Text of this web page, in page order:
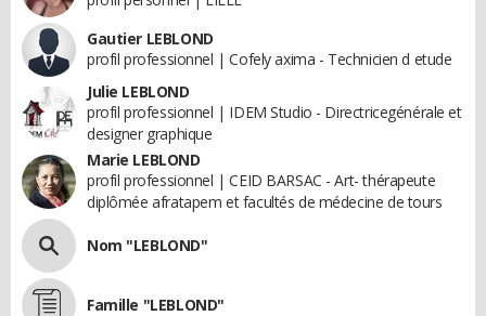
Gautier LEBLOND
profil professionnel | Cofely axima - Technicien d etude
Julie LEBLOND
profil professionnel | IDEM Studio - Directricegénérale et
designer graphique
Marie LEBLOND
profil professionnel | CEID BARSAC - Art- thérapeute
diplômée afratapem et facultés de médecine de tours
Nom "LEBLOND"
Famille "LEBLOND"